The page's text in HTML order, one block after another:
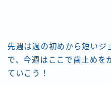
先週は週の初めから短いジ
で、今週はここで歯止めを
ていこう！